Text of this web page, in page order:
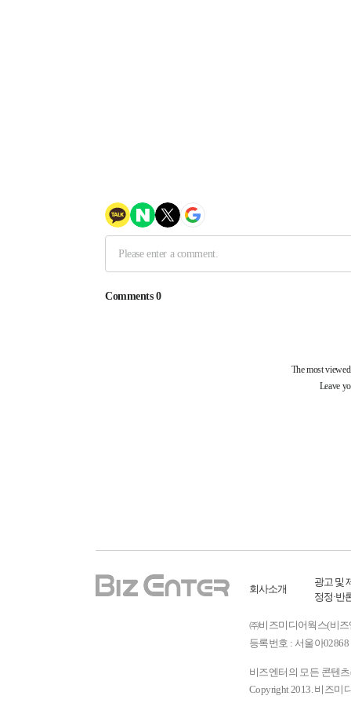
회사소개
광고 및
정정·반
㈜비즈미디어웍스(비즈
등록번호 : 서울아
비즈엔터의 모든 콘텐
Copyright 2013. 비즈미